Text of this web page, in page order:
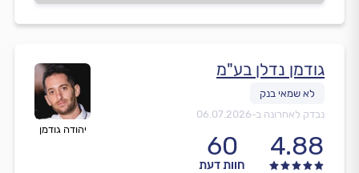
יהודה גודמן
גודמן נדלן בע"מ
נבדק לאחרונה ב-06.07.2026
4.88
60
חוות דעת